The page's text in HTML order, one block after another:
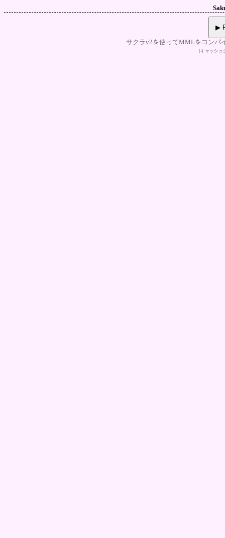
▶
サクラv2を使ってMMLをコンパ
(キャッシュ